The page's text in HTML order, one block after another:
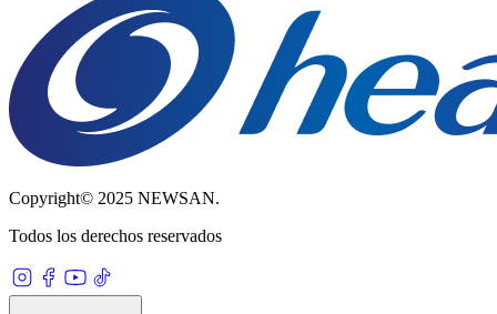
Copyright© 2025 NEWSAN.
Todos los derechos reservados